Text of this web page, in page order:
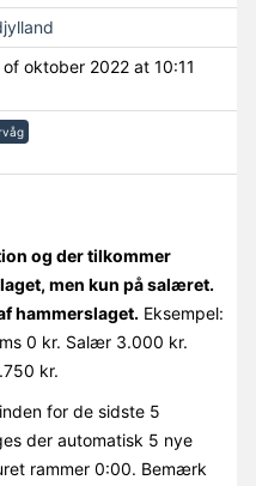
of oktober 2022 at 10:11
og der tilkommer
men kun på salæret.
hammerslaget.Eksempel:
0 kr. Salær 3.000 kr.
kr.
for de sidste 5
der automatisk 5 nye
rammer 0:00. Bemærk